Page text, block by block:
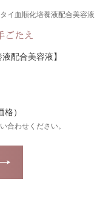
イ血順化培養液配合美容液
ごたえ
配合美容液】
）
合わせください。